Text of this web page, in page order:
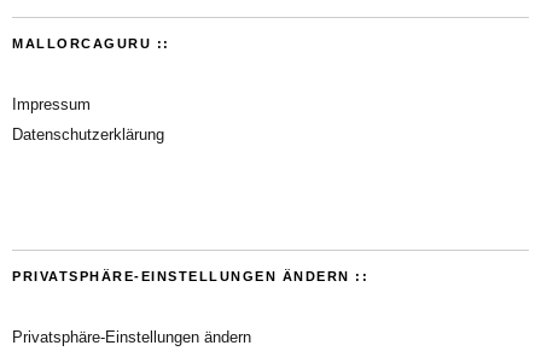
MALLORCAGURU ::
Impressum
Datenschutzerklärung
PRIVATSPHÄRE-EINSTELLUNGEN ÄNDERN ::
Privatsphäre-Einstellungen ändern